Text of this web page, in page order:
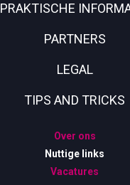
PRAKTISCHE
PARTNERS
LEGAL
TIPS AND TRICKS
Over ons
Nuttige links
Vacatures